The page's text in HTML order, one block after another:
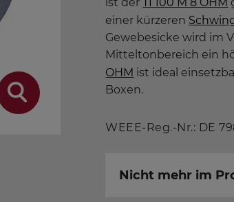
einer kürzeren
Gewebesicke wird im
Mitteltonbereich ein
OHM ist ideal
Boxen.
WEEE-Reg.-Nr.: DE
Nicht mehr im